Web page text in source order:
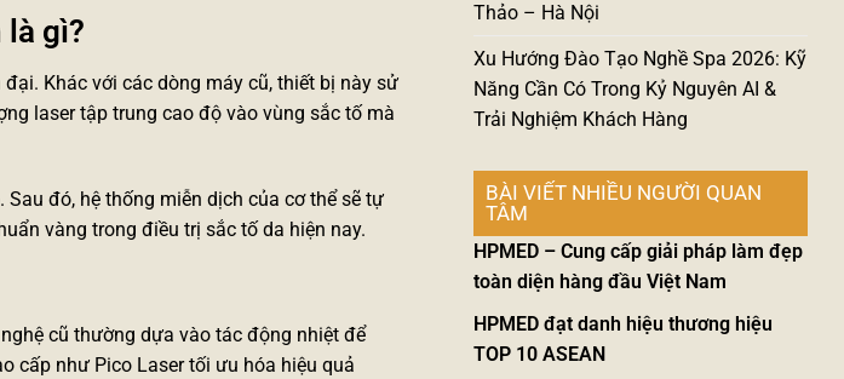
là gì?
Khác với các dòng máy cũ, thiết bị này sử
laser tập trung cao độ vào vùng sắc tố mà
đó, hệ thống miễn dịch của cơ thể sẽ tự
vàng trong điều trị sắc tố da hiện nay.
cũ thường dựa vào tác động nhiệt để
cấp như Pico Laser tối ưu hóa hiệu quả
Thảo – Hà Nội
Xu Hướng Đào Tạo Nghề Spa 2026: Kỹ
Năng Cần Có Trong Kỷ Nguyên AI &
Trải Nghiệm Khách Hàng
BÀI VIẾT NHIỀU NGƯỜI QUAN
TÂM
HPMED – Cung cấp giải pháp làm đẹp
toàn diện hàng đầu Việt Nam
HPMED đạt danh hiệu thương hiệu
TOP 10 ASEAN